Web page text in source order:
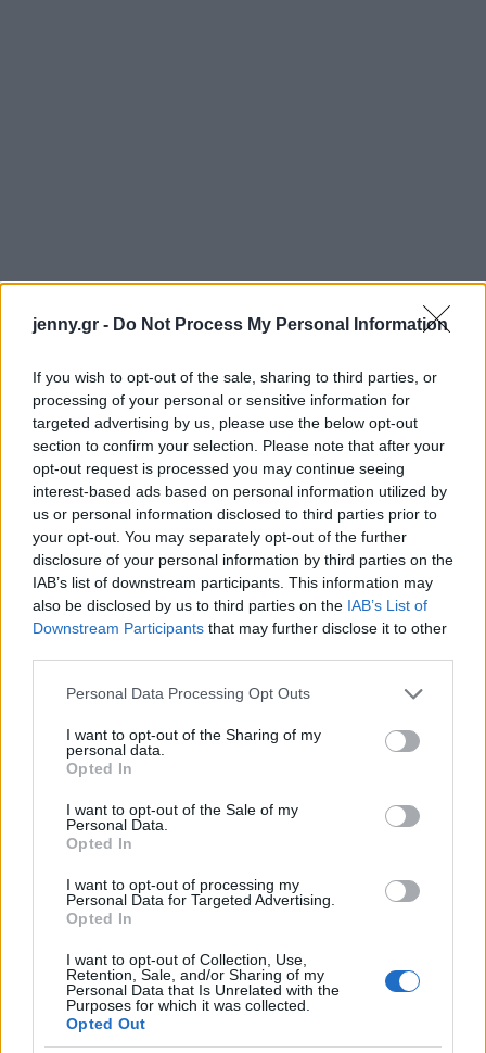
jenny.gr - Do Not Process My Personal Information
If you wish to opt-out of the sale, sharing to third parties, or
processing of your personal or sensitive information for
targeted advertising by us, please use the below opt-out
section to confirm your selection. Please note that after your
opt-out request is processed you may continue seeing
interest-based ads based on personal information utilized by
us or personal information disclosed to third parties prior to
your opt-out. You may separately opt-out of the further
disclosure of your personal information by third parties on the
IAB’s list of downstream participants. This information may
also be disclosed by us to third parties on the IAB’s List of
Downstream Participants that may further disclose it to other
Please note that this website/app uses one or more Google
not limited to your visit or usage behaviour. You may click to
grant or deny consent to Google and its third-party tags to
use your data for below specified purposes in below Google
consent section.
Personal Data Processing Opt Outs
I want to opt-out of the Sharing of my
personal data.
Opted In
I want to opt-out of the Sale of my
Personal Data.
Opted In
I want to opt-out of processing my
Personal Data for Targeted Advertising.
Opted In
I want to opt-out of Collection, Use,
Retention, Sale, and/or Sharing of my
Personal Data that Is Unrelated with the
Purposes for which it was collected.
Opted Out
Τα φίλτρα ομορφιάς αποτελούν πλέον βασικό
εργαλείο για πολλούς δημιουργούς περιεχομένου.
Μέσω τεχνητής νοημοσύνης και αλγοριθμικής
επεξεργασίας εικόνας, μπορούν να λειαίνουν το
δέρμα, να μεγεθύνουν τα μάτια, να «αδυνατίζουν»
το πρόσωπο και να προσδίδουν συμμετρία. Στις
έχει σε μεγάλο βαθμό κανονικοποιηθεί, ιδίως στην
Ασία, όπου η βιομηχανία του live streaming
συνδέεται άμεσα με εμπορικές συνεργασίες και
πωλήσεις προϊόντων.
Για πολλούς influencers, η σταθερή και «άψογη»
εικόνα θεωρείται μέρος της επαγγελματικής τους
ταυτότητας. Ένα τεχνικό λάθος, όπως στην